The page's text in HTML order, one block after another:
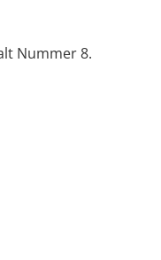
Nummer 8.